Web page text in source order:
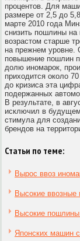
процентов. Для
размере от 2,5 до
марте 2010 года
снизить пошлины
возрастом старше
на прежнем уровне.
повышение пошлин
долю иномарок,
приходится около
до кризиса эта
подержанных
В результате, в
исключил в
стимула для
брендов на
Статьи по теме:
Вырос ввоз
Высокие
Высокие
Японских машин